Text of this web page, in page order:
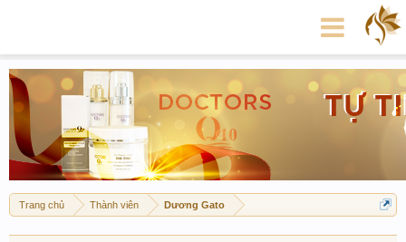
Trang chủ Thành viên Dương Gato